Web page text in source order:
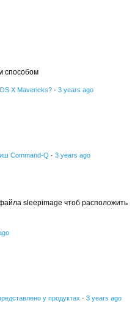
способом
X Mavericks? · 3 years ago
Command-Q · 3 years ago
sleepimage чтоб расположить
у продуктах · 3 years ago